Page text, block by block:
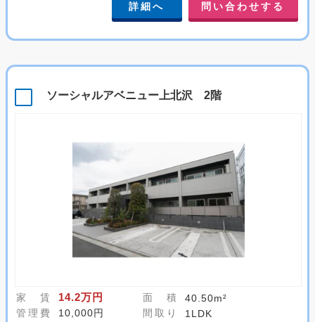
詳細へ 問い合わせする
ソーシャルアベニュー上北沢 2階
家 賃 14.2万円 面 積
40.50m²
管理費
10,000円 間取り
1LDK